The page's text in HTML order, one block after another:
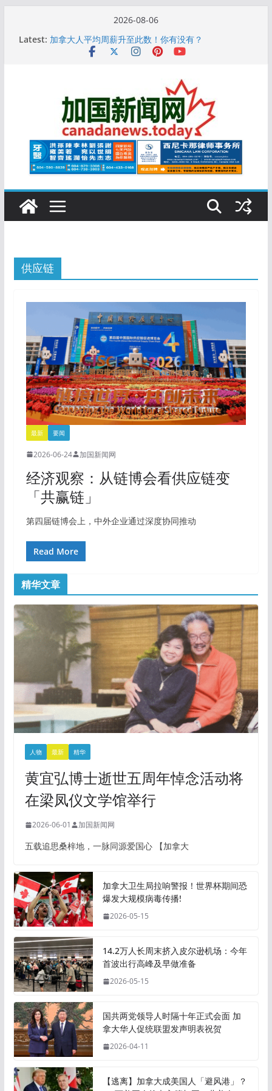
2026-08-06
Latest: 个月
加拿大人平均周薪升至此数！你有没有？
特鲁多半裸与水果姐海滩激吻! 热恋一年感情持续升温
更多名校恢复SAT 考试，新学年大学申请开跑7个大不
供应链
最新 要闻
2026-06-24 加国新闻网
经济观察：从链博会看供应链变
「共赢链」
第四届链博会上，中外企业通过深度协同推动
Read More
精华文章
人物 最新 精华
黄宜弘博士逝世五周年悼念活动将
在梁凤仪文学馆举行
2026-06-01 加国新闻网
五载追思桑梓地，一脉同源爱国心 【加拿大
加拿大卫生局拉响警报！世界杯期间恐
爆发大规模病毒传播!
2026-05-15
14.2万人长周末挤入皮尔逊机场：今年
首波出行高峰及早做准备
2026-05-15
国共两党领导人时隔十年正式会面 加
拿大华人促统联盟发声明表祝贺
2026-04-11
【逃离】加拿大成美国人「避风港」？